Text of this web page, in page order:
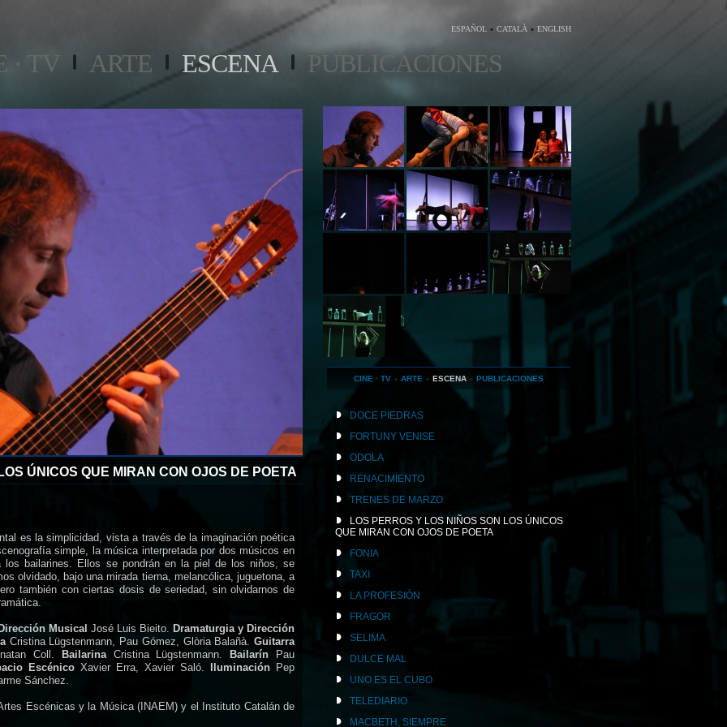
ESPAÑOL CATALÀ ENGLISH
· TV ARTE ESCENA PUBLICACIONES
ÚNICOS QUE MIRAN CON OJOS DE POETA
es la simplicidad, vista a través de la imaginación poética
simple, la música interpretada por dos músicos en
los bailarines. Ellos se pondrán en la piel de los niños, se
olvidado, bajo una mirada tierna, melancólica, juguetona, a
también con ciertas dosis de seriedad, sin olvidarnos de
Musical José Luis Bieito. Dramaturgia y Dirección
Cristina Lügstenmann, Pau Gómez, Glòria Balañà.Guitarra
Coll.
BailarinaCristina Lügstenmann. Bailarín Pau
Escénico Xavier Erra, Xavier Saló. Iluminación Pep
Sánchez.
Escénicas y la Música (INAEM) y el Instituto Catalán de
CINE · TV ARTE ESCENA PUBLICACIONES
DOCE PIEDRAS
FORTUNY VENISE
ODOLA
RENACIMIENTO
TRENES DE MARZO
LOS PERROS Y LOS NIÑOS SON LOS ÚNICOS
QUE MIRAN CON OJOS DE POETA
FONIA
TAXI
LA PROFESIÓN
FRAGOR
SELIMA
DULCE MAL
UNO ES EL CUBO
TELEDIARIO
MACBETH, SIEMPRE